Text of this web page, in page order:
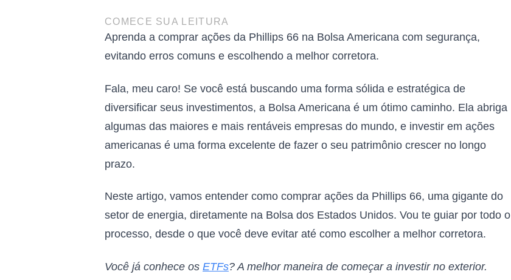
COMECE SUA LEITURA
Aprenda a comprar ações da Phillips 66 na Bolsa Americana com segurança,
evitando erros comuns e escolhendo a melhor corretora.
Fala, meu caro! Se você está buscando uma forma sólida e estratégica de
diversificar seus investimentos, a Bolsa Americana é um ótimo caminho. Ela abriga
algumas das maiores e mais rentáveis empresas do mundo, e investir em ações
americanas é uma forma excelente de fazer o seu patrimônio crescer no longo
prazo.
Neste artigo, vamos entender como comprar ações da Phillips 66, uma gigante do
setor de energia, diretamente na Bolsa dos Estados Unidos. Vou te guiar por todo o
processo, desde o que você deve evitar até como escolher a melhor corretora.
Você já conhece os ETFs? A melhor maneira de começar a investir no exterior.